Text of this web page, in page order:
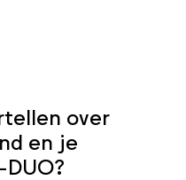
over
en je